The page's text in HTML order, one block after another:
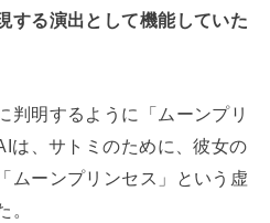
する演出として機能していた
判明するように「ムーンプリ
は、サトミのために、彼女の
ムーンプリンセス」という虚
。